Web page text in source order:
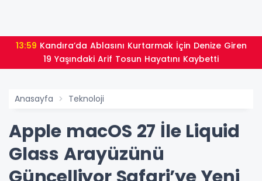
13:59
19 Yaşındaki Arif Tosun Hayatını Kaybetti
Anasayfa Teknoloji
Apple macOS 27 İle Liquid
Glass Arayüzünü